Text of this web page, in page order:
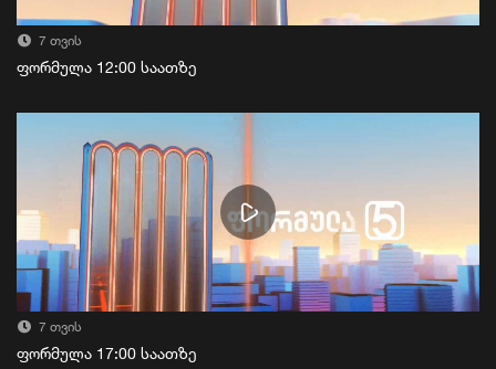
7 თვის
ფორმულა 12:00 საათზე
7 თვის
ფორმულა 17:00 საათზე